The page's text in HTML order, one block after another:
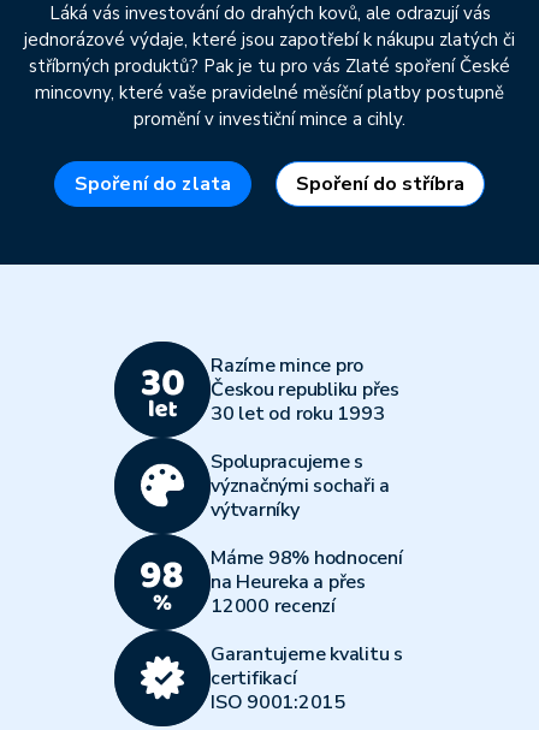
Láká vás investování do drahých kovů, ale odrazují vás
jednorázové výdaje, které jsou zapotřebí k nákupu zlatých či
stříbrných produktů? Pak je tu pro vás Zlaté spoření České
mincovny, které vaše pravidelné měsíční platby postupně
promění v investiční mince a cihly.
Spoření do zlata Spoření do stříbra
Razíme mince pro
Českou republiku přes
30 let od roku 1993
Spolupracujeme s
význačnými sochaři a
výtvarníky
Máme 98% hodnocení
na Heureka a přes
12000 recenzí
Garantujeme kvalitu s
certifikací
ISO 9001:2015